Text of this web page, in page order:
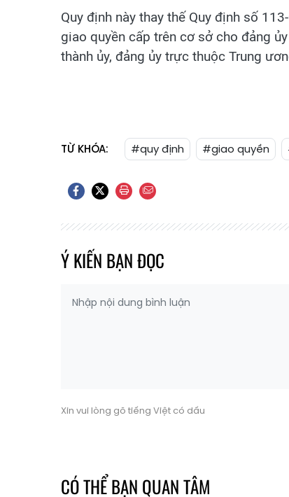
Quy định này thay thế Quy định số
giao quyền cấp trên cơ sở cho đảng
thành ủy, đảng ủy trực thuộc Trung
TỪ KHÓA: #quy định #giao quyền
Ý KIẾN BẠN ĐỌC
Xin vui lòng gõ tiếng Việt có dấu
CÓ THỂ BẠN QUAN TÂM